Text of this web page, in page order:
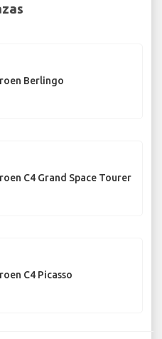
Berlingo
C4 Grand Space Tourer
C4 Picasso